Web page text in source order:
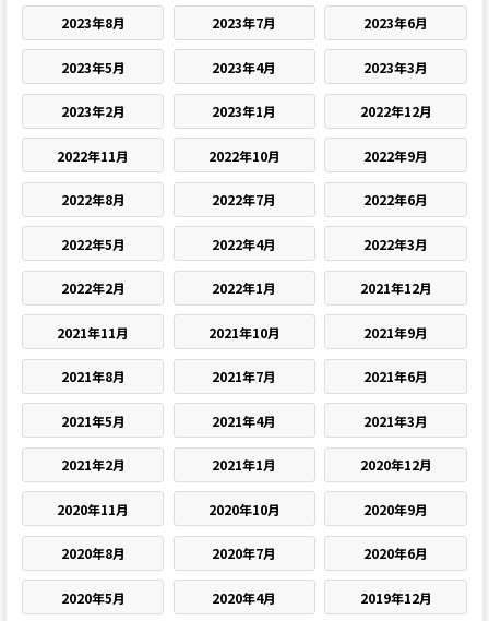
2023年8月 2023年7月 2023年6月
2023年5月 2023年4月 2023年3月
2023年2月 2023年1月 2022年12月
2022年11月 2022年10月 2022年9月
2022年8月 2022年7月 2022年6月
2022年5月 2022年4月 2022年3月
2022年2月 2022年1月 2021年12月
2021年11月 2021年10月 2021年9月
2021年8月 2021年7月 2021年6月
2021年5月 2021年4月 2021年3月
2021年2月 2021年1月 2020年12月
2020年11月 2020年10月 2020年9月
2020年8月 2020年7月 2020年6月
2020年5月 2020年4月 2019年12月